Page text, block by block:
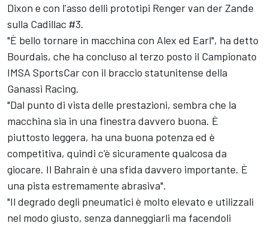
Dixon e con l'asso delli prototipi Renger van der Zande
sulla Cadillac #3.
"È bello tornare in macchina con Alex ed Earl", ha detto
Bourdais, che ha concluso al terzo posto il Campionato
IMSA SportsCar con il braccio statunitense della
Ganassi Racing.
"Dal punto di vista delle prestazioni, sembra che la
macchina sia in una finestra davvero buona. È
piuttosto leggera, ha una buona potenza ed è
competitiva, quindi c'è sicuramente qualcosa da
giocare. Il Bahrain è una sfida davvero importante. È
una pista estremamente abrasiva".
"Il degrado degli pneumatici è molto elevato e utilizzali
nel modo giusto, senza danneggiarli ma facendoli